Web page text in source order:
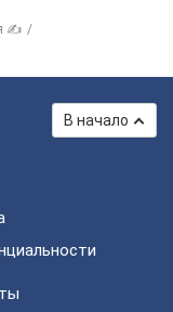
✍
В начало